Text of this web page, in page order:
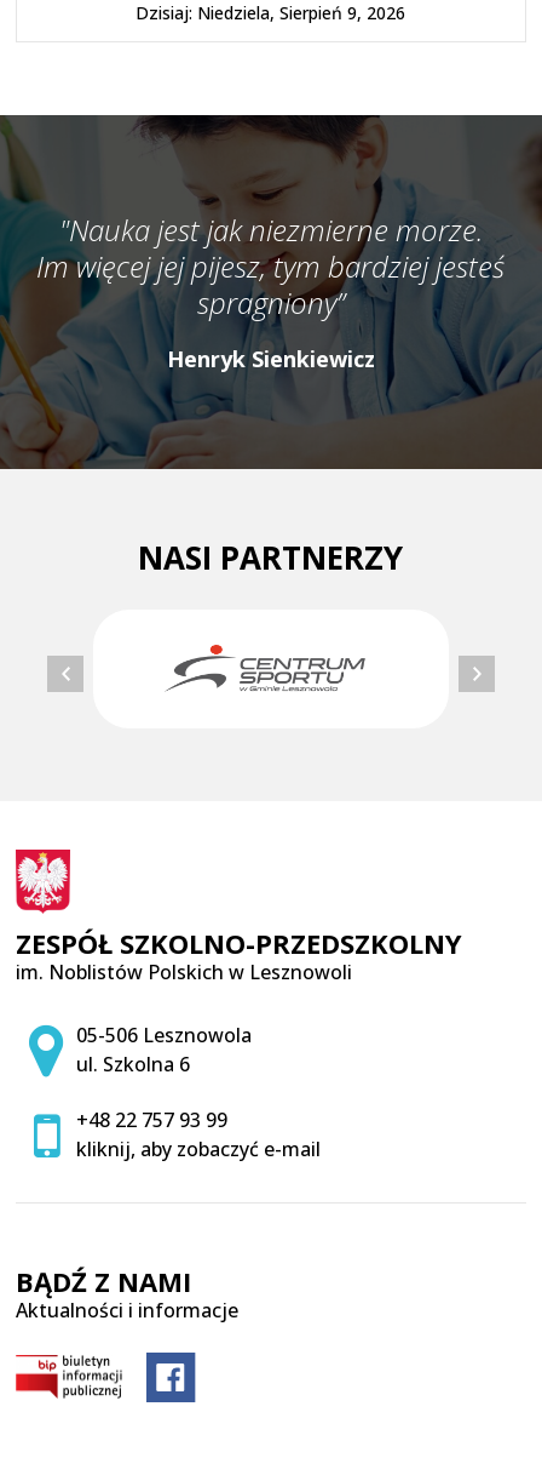
Dzisiaj: Niedziela, Sierpień 9, 2026
"Nauka jest jak niezmierne morze.
Im więcej jej pijesz, tym bardziej jesteś
spragniony”
Henryk Sienkiewicz
NASI PARTNERZY
ZESPÓŁ SZKOLNO-PRZEDSZKOLNY
im. Noblistów Polskich w Lesznowoli
Adres pocztowy:
05-506 Lesznowola
ul. Szkolna 6
+48 22 757 93 99
kliknij, aby zobaczyć e-mail
BĄDŹ Z NAMI
Aktualności i informacje